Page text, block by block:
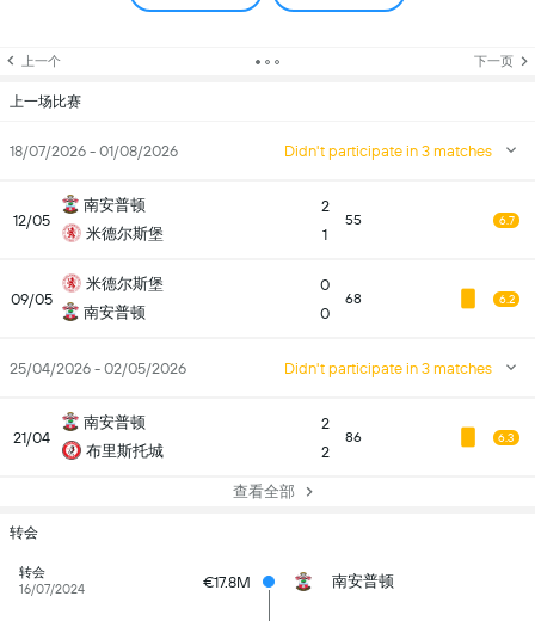
上一个 下一页
上一场比赛
18/07/2026 - 01/08/2026 Didn't participate in 3 matches
12/05
南安普顿
米德尔斯堡
2
1
55 6.7
09/05
米德尔斯堡
南安普顿
0
0
68 6.2
25/04/2026 - 02/05/2026 Didn't participate in 3 matches
21/04
南安普顿
布里斯托城
2
2
86 6.3
查看全部
转会
转会
16/07/2024
€17.8M 南安普顿